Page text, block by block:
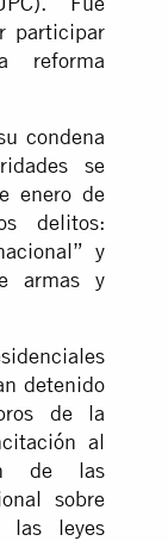
participar
reforma
condena
se
enero de
delitos:
y
armas y
detenido
de la
al
de las
sobre
las leyes